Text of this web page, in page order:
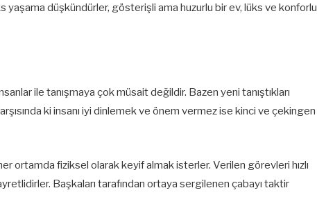
yaşama düşkündürler, gösterişli ama huzurlu bir ev, lüks ve konforlu
ile tanışmaya çok müsait değildir. Bazen yeni tanıştıkları
ki insanı iyi dinlemek ve önem vermez ise kinci ve çekingen
ortamda fiziksel olarak keyif almak isterler. Verilen görevleri hızlı
Başkaları tarafından ortaya sergilenen çabayı taktir